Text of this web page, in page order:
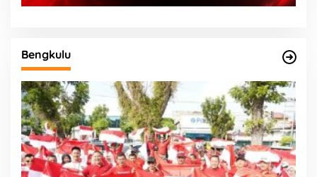
Bengkulu